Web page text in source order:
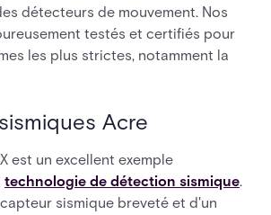
détecteurs de mouvement. Nos
testés et certifiés pour
les plus strictes, notamment la
Acre
est un excellent exemple
technologie de détection sismique.
sismique breveté et d'un